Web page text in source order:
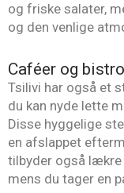
og friske salater,
og den venlige
Caféer og
Tsilivi har også et
du kan nyde lette
Disse hyggelige
en afslappet
tilbyder også lækre
mens du tager en